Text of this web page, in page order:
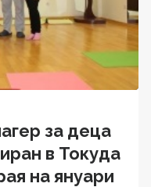
за деца
в Токуда
на януари